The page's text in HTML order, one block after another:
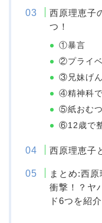
西原理恵子
つ！
①暴言
②プライ
③兄妹げ
④精神科
⑤紙おむ
⑥12歳で
西原理恵子
まとめ:西
衝撃！？ヤ
ド6つを紹介